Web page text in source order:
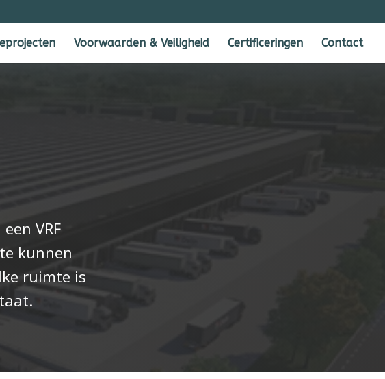
Voorwaarden & Veiligheid Certificeringen Contact
VRF
kunnen
ruimte is